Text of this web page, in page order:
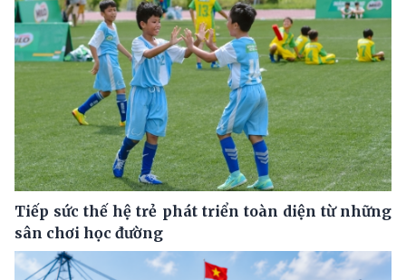
Tiếp sức thế hệ trẻ phát triển toàn diện từ những
sân chơi học đường